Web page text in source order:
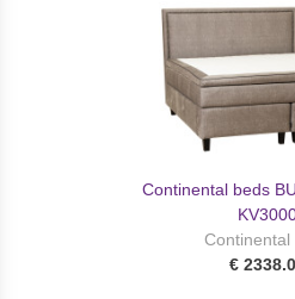
Continental beds
Continental
€